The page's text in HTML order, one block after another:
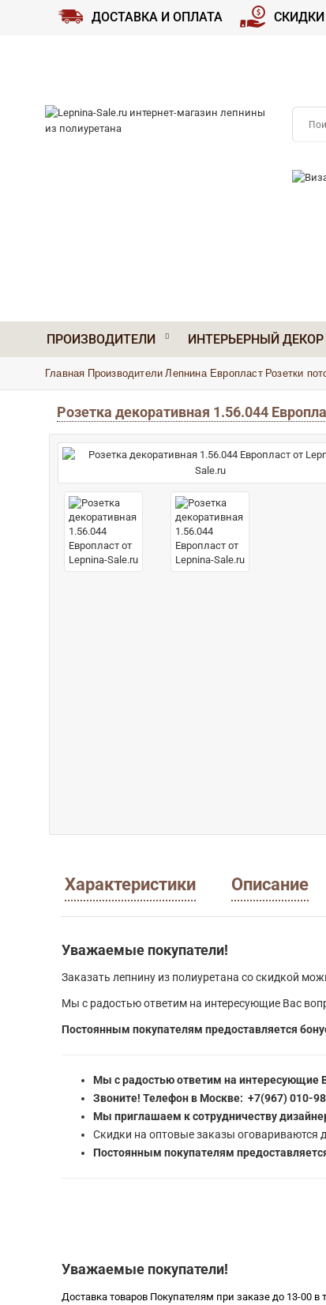
ДОСТАВКА И ОПЛАТА СКИДКИ
ПРОИЗВОДИТЕЛИ ИНТЕРЬЕРНЫЙ ДЕКОР
Главная Производители Лепнина Европласт Розетки
Розетка декоративная 1.56.044
Характеристики Описание
Уважаемые покупатели!
Заказать лепнину из полиуретана со скидкой
Мы с радостью ответим на интересующие Вас
Постоянным покупателям предоставляется
Мы с радостью ответим на интересующие
Звоните! Телефон в Москве: +7(967) 010-
Мы приглашаем к сотрудничеству
Скидки на оптовые заказы оговариваются
Постоянным покупателям
Уважаемые покупатели!
Доставка товаров Покупателям при заказе до 13-00